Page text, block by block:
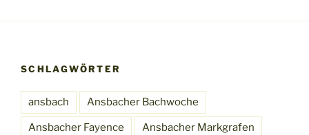
SCHLAGWÖRTER
ansbach Ansbacher Bachwoche
Ansbacher Fayence Ansbacher Markgrafen